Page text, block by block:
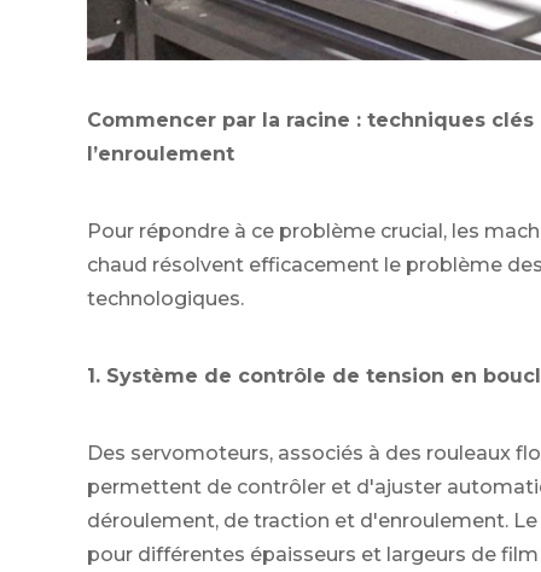
Commencer par la racine : techniques
l’enroulement
Pour répondre à ce problème crucial, les
chaud résolvent efficacement le problème
technologiques.
1. Système de contrôle de tension en
Des servomoteurs, associés à des rouleaux
permettent de contrôler et d'ajuster
déroulement, de traction et d'enroulement.
pour différentes épaisseurs et largeurs de